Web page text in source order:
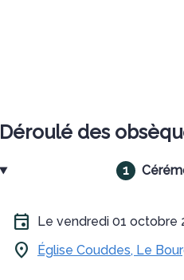
Déroulé des
Le vendredi 01 octobre
Église Couddes, Le